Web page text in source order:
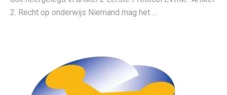
2. Recht op onderwijs Niemand mag het …